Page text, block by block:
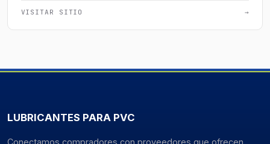
VISITAR SITIO →
LUBRICANTES PARA PVC
Conectamos compradores con proveedores que ofrecen